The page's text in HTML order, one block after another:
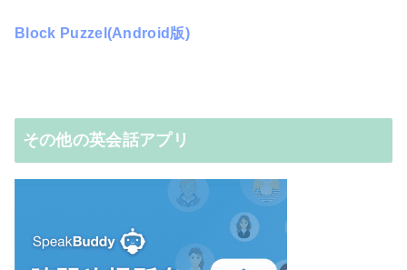
Block Puzzel(Android版)
その他の英会話アプリ